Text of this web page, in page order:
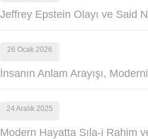
Jeffrey Epstein Olayı ve Said
26 Ocak 2026
İnsanın Anlam Arayışı,
24 Aralık 2025
Modern Hayatta Sıla-i Rahim